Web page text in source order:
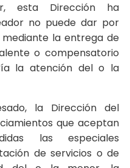
esta Dirección ha
no puede dar por
la entrega de
o compensatorio
la atención del o la
la Dirección del
que aceptan
las especiales
de servicios o de